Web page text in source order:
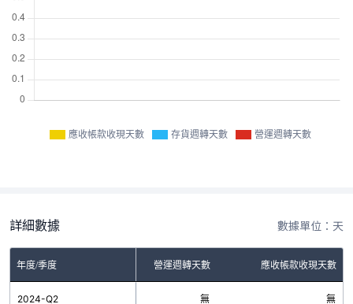
應收帳款收現天數 存貨週轉天數 營運週轉天數
詳細數據 數據單位：天
年度/季度
存貨週轉天數 營運週轉天數 應收帳款收現天數
2024-Q2 無 無